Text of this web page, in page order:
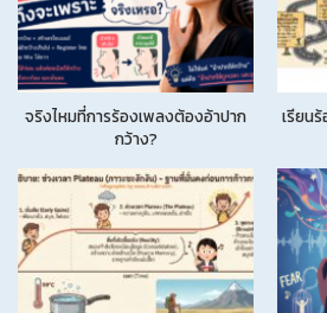
จริงไหมที่การร้องเพลงต้องอ้าปาก
กว้าง?
เรียน